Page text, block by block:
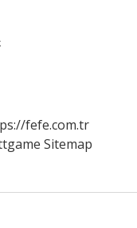
fefe.com.tr
Sitemap